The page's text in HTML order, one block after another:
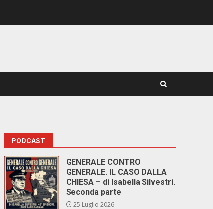
PODCAST
GENERALE CONTRO
GENERALE. IL CASO DALLA
CHIESA – di Isabella Silvestri.
Seconda parte
25 Luglio 2026